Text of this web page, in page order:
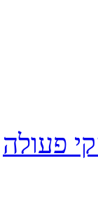
פעולה